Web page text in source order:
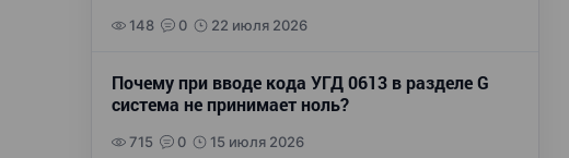
148 0 22 июля 2026
Почему при вводе кода УГД 0613 в разделе G
система не принимает ноль?
715 0 15 июля 2026